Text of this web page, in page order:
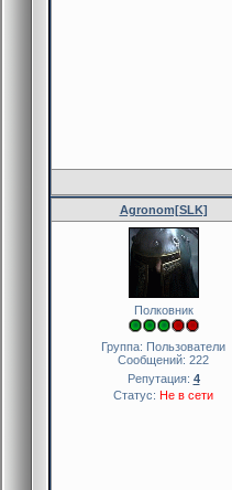
Agronom[SLK]
Полковник
Группа: Пользователи
Сообщений: 222
Репутация: 4
Статус: Не в сети